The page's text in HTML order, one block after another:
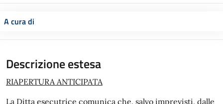
A cura di
Descrizione estesa
RIAPERTURA ANTICIPATA
La Ditta esecutrice comunica che, salvo imprevisti, dalle